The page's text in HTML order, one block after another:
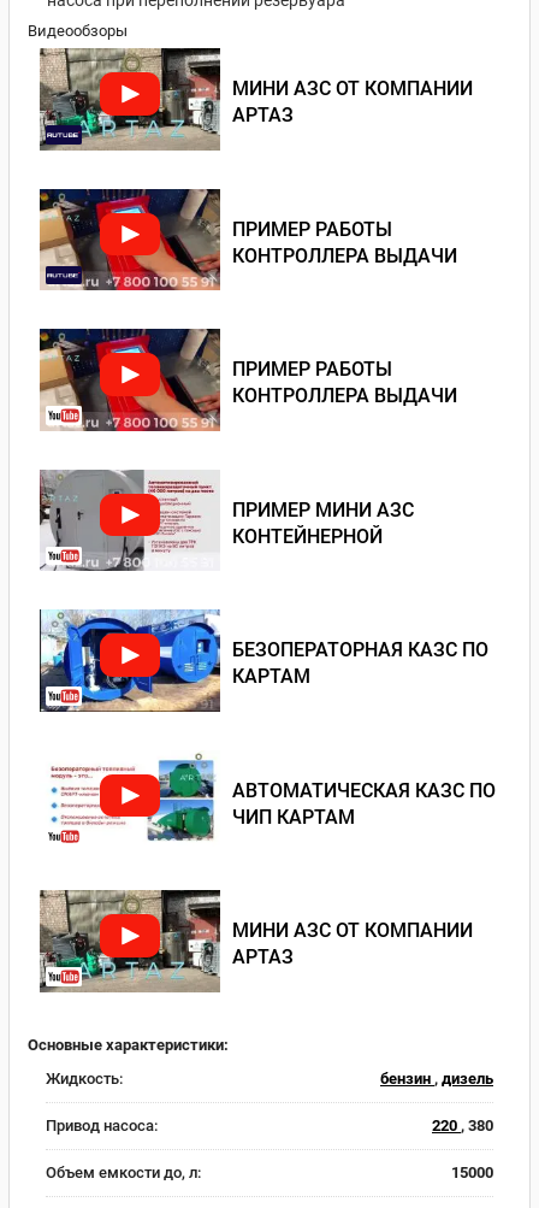
Видеообзоры
МИНИ АЗС ОТ КОМПАНИИ
АРТАЗ
ПРИМЕР РАБОТЫ
КОНТРОЛЛЕРА ВЫДАЧИ
ПРИМЕР РАБОТЫ
КОНТРОЛЛЕРА ВЫДАЧИ
ПРИМЕР МИНИ АЗС
КОНТЕЙНЕРНОЙ
БЕЗОПЕРАТОРНАЯ КАЗС ПО
КАРТАМ
АВТОМАТИЧЕСКАЯ КАЗС ПО
ЧИП КАРТАМ
МИНИ АЗС ОТ КОМПАНИИ
АРТАЗ
Основные характеристики:
Жидкость:
бензин , дизель
Привод насоса: 220 , 380
Объем емкости до, л: 15000